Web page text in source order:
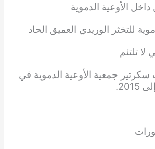
الأوعية الدموية
للتخثر الوريدي العميق الحاد
لا تلتئم
جمعية الأوعية الدموية في